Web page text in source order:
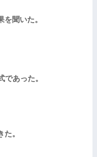
聞いた。
であった。
。